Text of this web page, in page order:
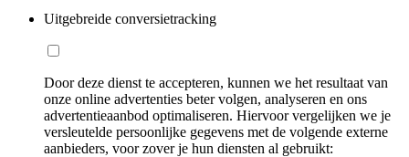
Uitgebreide conversietracking
Door deze dienst te accepteren, kunnen we het resultaat van
onze online advertenties beter volgen, analyseren en ons
advertentieaanbod optimaliseren. Hiervoor vergelijken we je
versleutelde persoonlijke gegevens met de volgende externe
aanbieders, voor zover je hun diensten al gebruikt: